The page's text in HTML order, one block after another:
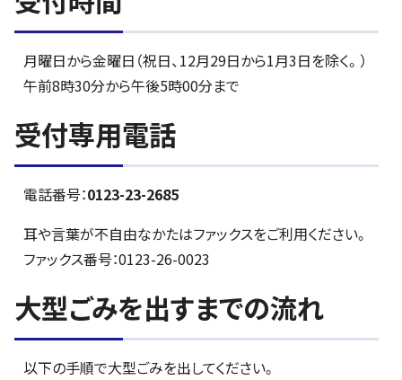
月曜日から金曜日（祝日、12月29日から1月3日を除く。）
午前8時30分から午後5時00分まで
受付専用電話
電話番号：0123-23-2685
耳や言葉が不自由なかたはファックスをご利用ください。
ファックス番号：0123-26-0023
大型ごみを出すまでの流れ
以下の手順で大型ごみを出してください。